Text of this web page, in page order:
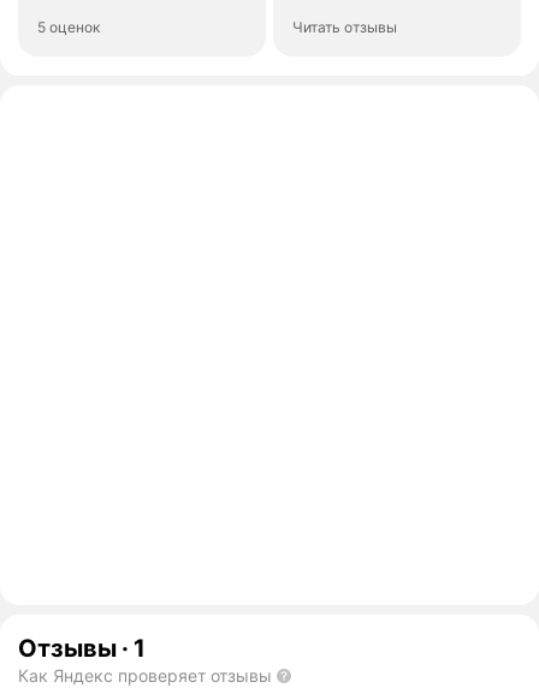
5 оценок Читать отзывы
Отзывы · 1
Как Яндекс проверяет отзывы